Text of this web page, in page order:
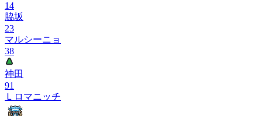
14
脇坂
23
マルシーニョ
38
神田
91
Ｌロマニッチ